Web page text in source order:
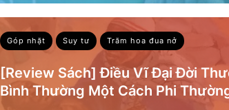
Góp nhặt Suy tư Trăm hoa đua nở
[Review Sách] Điều Vĩ Đại Đời
Bình Thường Một Cách Phi